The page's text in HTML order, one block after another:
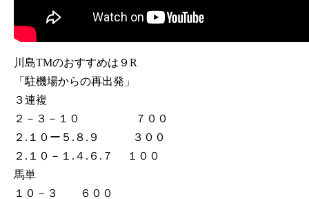
川島TMのおすすめは９R
「駐機場からの再出発」
３連複
２－３－１０ ７００
２.１０ー５.８.９ ３００
２.１０－１.４.６.７ １００
馬単
１０－３ ６００